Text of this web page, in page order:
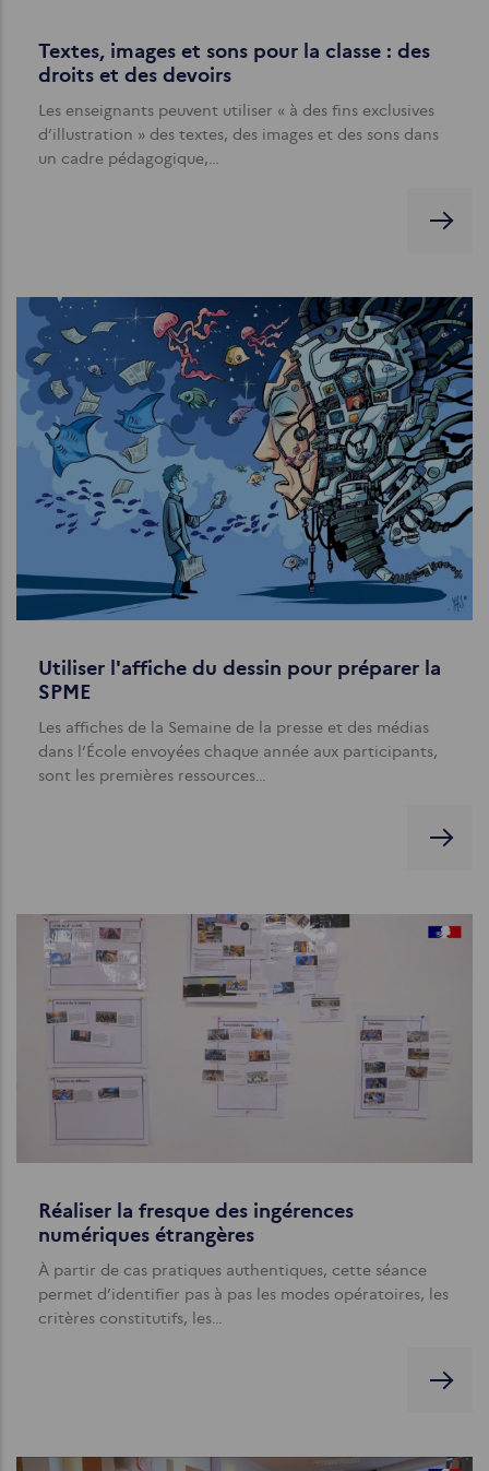
Textes, images et sons pour la classe : des
droits et des devoirs
Les enseignants peuvent utiliser « à des fins exclusives
d’illustration » des textes, des images et des sons dans
un cadre pédagogique,…
Utiliser l'affiche du dessin pour préparer la
SPME
Les affiches de la Semaine de la presse et des médias
dans l’École envoyées chaque année aux participants,
sont les premières ressources…
Réaliser la fresque des ingérences
numériques étrangères
À partir de cas pratiques authentiques, cette séance
permet d’identifier pas à pas les modes opératoires, les
critères constitutifs, les…